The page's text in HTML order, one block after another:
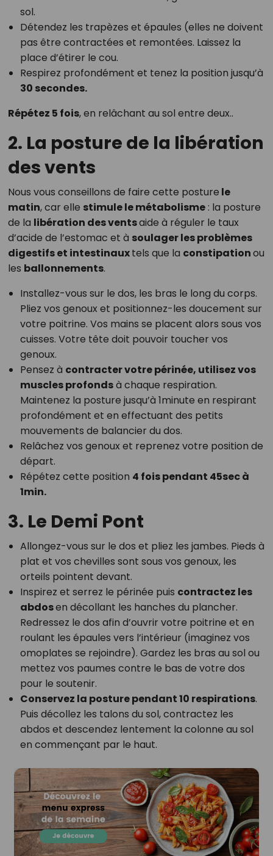
sol.
Détendez les trapèzes et épaules (elles ne doivent
pas être contractées et remontées. Laissez la
place d’étirer le cou.
Respirez profondément et tenez la position jusqu’à
30 secondes.
Répétez 5 fois, en relâchant au sol entre deux..
2. La posture de la libération
des vents
Nous vous conseillons de faire cette posture le
matin, car elle stimule le métabolisme: la posture
de la libération des ventsaide à réguler le taux
d’acide de l’estomac et à soulager les problèmes
digestifs et intestinauxtels que la constipationou
les ballonnements.
Installez-vous sur le dos, les bras le long du corps.
Pliez vos genoux et positionnez-les doucement sur
votre poitrine. Vos mains se placent alors sous vos
cuisses. Votre tête doit pouvoir toucher vos
genoux.
Pensez à contracter votre périnée, utilisez vos
muscles profondsà chaque respiration.
Maintenez la posture jusqu’à 1minute en respirant
profondément et en effectuant des petits
mouvements de balancier du dos.
Relâchez vos genoux et reprenez votre position de
départ.
Répétez cette position 4 fois pendant 45sec à
1min.
3. Le Demi Pont
Allongez-vous sur le dos et pliez les jambes. Pieds à
plat et vos chevilles sont sous vos genoux, les
orteils pointent devant.
Inspirez et serrez le périnée puis contractez les
abdosen décollant les hanches du plancher.
Redressez le dos afin d’ouvrir votre poitrine et en
roulant les épaules vers l’intérieur (imaginez vos
omoplates se rejoindre). Gardez les bras au sol ou
mettez vos paumes contre le bas de votre dos
pour le soutenir.
Conservez la posture pendant 10 respirations.
Puis décollez les talons du sol, contractez les
abdos et descendez lentement la colonne au sol
en commençant par le haut.